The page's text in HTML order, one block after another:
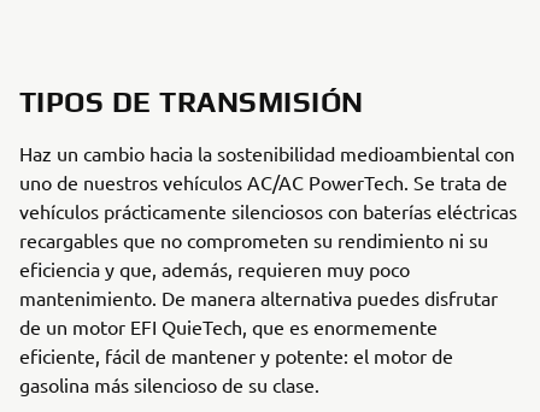
TIPOS DE TRANSMISIÓN
Haz un cambio hacia la sostenibilidad medioambiental con
uno de nuestros vehículos AC/AC PowerTech. Se trata de
vehículos prácticamente silenciosos con baterías eléctricas
recargables que no comprometen su rendimiento ni su
eficiencia y que, además, requieren muy poco
mantenimiento. De manera alternativa puedes disfrutar
de un motor EFI QuieTech, que es enormemente
eficiente, fácil de mantener y potente: el motor de
gasolina más silencioso de su clase.